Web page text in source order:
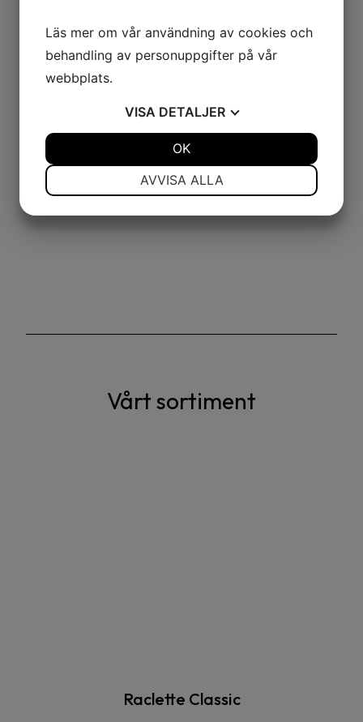
Vårt sortiment
Raclette Classic
Läs mer om vår användning av cookies och
behandling av personuppgifter på vår
webbplats.
VISA DETALJER
AVVISA ALLA
OK